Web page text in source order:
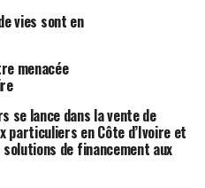
vies sont en
menacée
se lance dans la vente de
particuliers en Côte d’Ivoire et
solutions de financement aux